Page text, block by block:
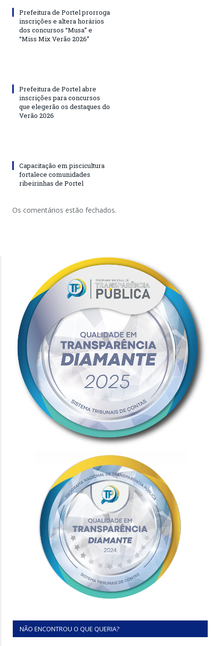
Prefeitura de Portel prorroga
inscrições e altera horários
dos concursos “Musa” e
“Miss Mix Verão 2026”
Prefeitura de Portel abre
inscrições para concursos
que elegerão os destaques do
Verão 2026
Capacitação em piscicultura
fortalece comunidades
ribeirinhas de Portel
Os comentários estão fechados.
NÃO ENCONTROU O QUE QUERIA?